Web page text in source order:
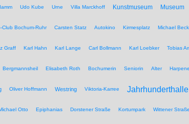
Udo Kube Urne Villa Marckhoff Kunstmuseum Museum
Club Bochum-Ruhr Carsten Statz Autokino Kirmesplatz Michael
Graff Karl Hahn Karl Lange Carl Bollmann Karl Loebker Tobias
Bergmannsheil Elisabeth Roth Bochumerin Seniorin Alter
Oliver Hoffmann Westring Viktoria-Karree Jahrhunderthalle
Otto Epiphanias Dorstener Straße Kortumpark Wittener Straße